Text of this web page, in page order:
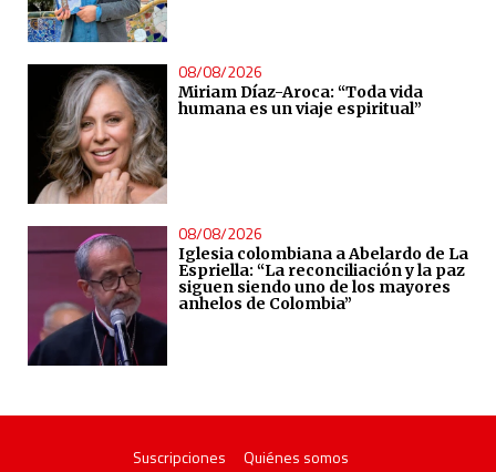
08/08/2026
Miriam Díaz-Aroca: “Toda vida
humana es un viaje espiritual”
08/08/2026
Iglesia colombiana a Abelardo de La
Espriella: “La reconciliación y la paz
siguen siendo uno de los mayores
anhelos de Colombia”
Suscripciones Quiénes somos